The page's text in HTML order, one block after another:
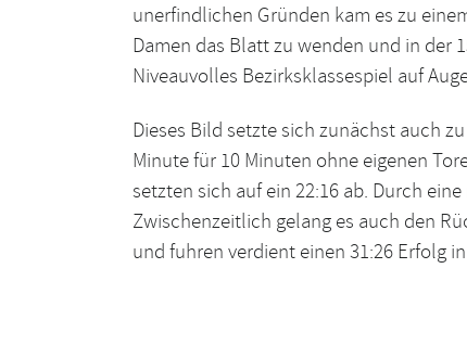
unerfindlichen Gründen kam es zu
Damen das Blatt zu wenden und in der
Niveauvolles Bezirksklassespiel auf
Dieses Bild setzte sich zunächst auch
Minute für 10 Minuten ohne eigenen
setzten sich auf ein 22:16 ab. Durch
Zwischenzeitlich gelang es auch den
und fuhren verdient einen 31:26 Erfolg